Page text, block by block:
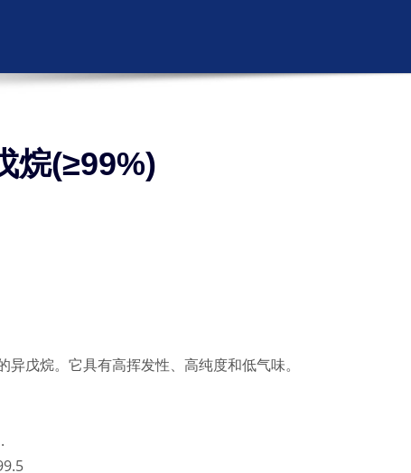
烷(≥99%)
异戊烷。它具有高挥发性、高纯度和低气味。